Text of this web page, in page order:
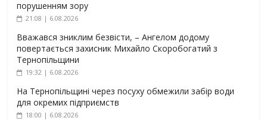
порушенням зору
21:08 | 6.08.2026
Вважався зниклим безвісти, – Ангелом додому
повертається захисник Михайло Скоробогатий з
Тернопільщини
19:32 | 6.08.2026
На Тернопільщині через посуху обмежили забір води
для окремих підприємств
18:00 | 6.08.2026